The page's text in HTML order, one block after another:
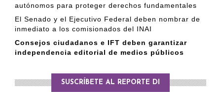
autónomos para proteger derechos fundamentales
El Senado y el Ejecutivo Federal deben nombrar de
inmediato a los comisionados del INAI
Consejos ciudadanos e IFT deben garantizar
independencia editorial de medios públicos
SUSCRÍBETE AL REPORTE DI